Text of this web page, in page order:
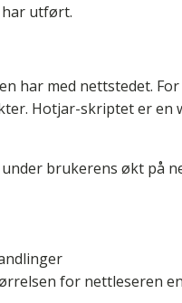
utført.
har med nettstedet.
Hotjar-skriptet er
brukerens økt på
for nettleseren